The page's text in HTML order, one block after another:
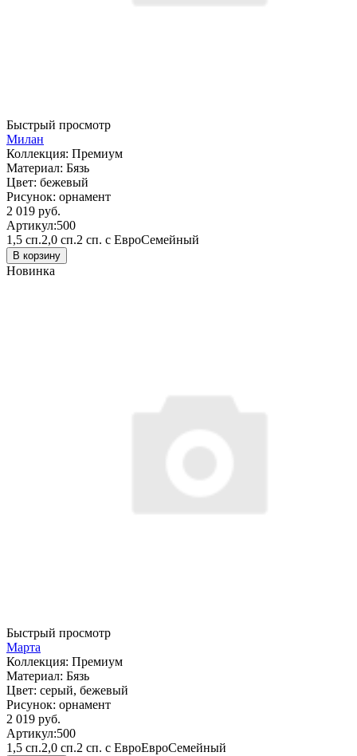
Быстрый просмотр
Милан
Коллекция: Премиум
Материал: Бязь
Цвет: бежевый
Рисунок: орнамент
2 019 руб.
Артикул:500
1,5 сп.2,0 сп.2 сп. с ЕвроСемейный
В корзину
Новинка
Быстрый просмотр
Марта
Коллекция: Премиум
Материал: Бязь
Цвет: серый, бежевый
Рисунок: орнамент
2 019 руб.
Артикул:500
1,5 сп.2,0 сп.2 сп. с ЕвроЕвроСемейный